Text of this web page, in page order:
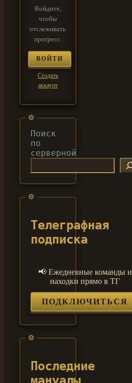
Войдите,
чтобы
отслеживать
прогресс.
ВОЙТИ
Создать
аккаунт
Поиск
по
серверной
Телеграфная
подписка
📢 Ежедневные команды и
находки прямо в ТГ
ПОДКЛЮЧИТЬСЯ
Последние